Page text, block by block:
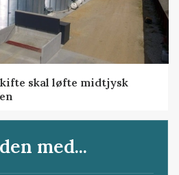
skal løfte midtjysk
med...